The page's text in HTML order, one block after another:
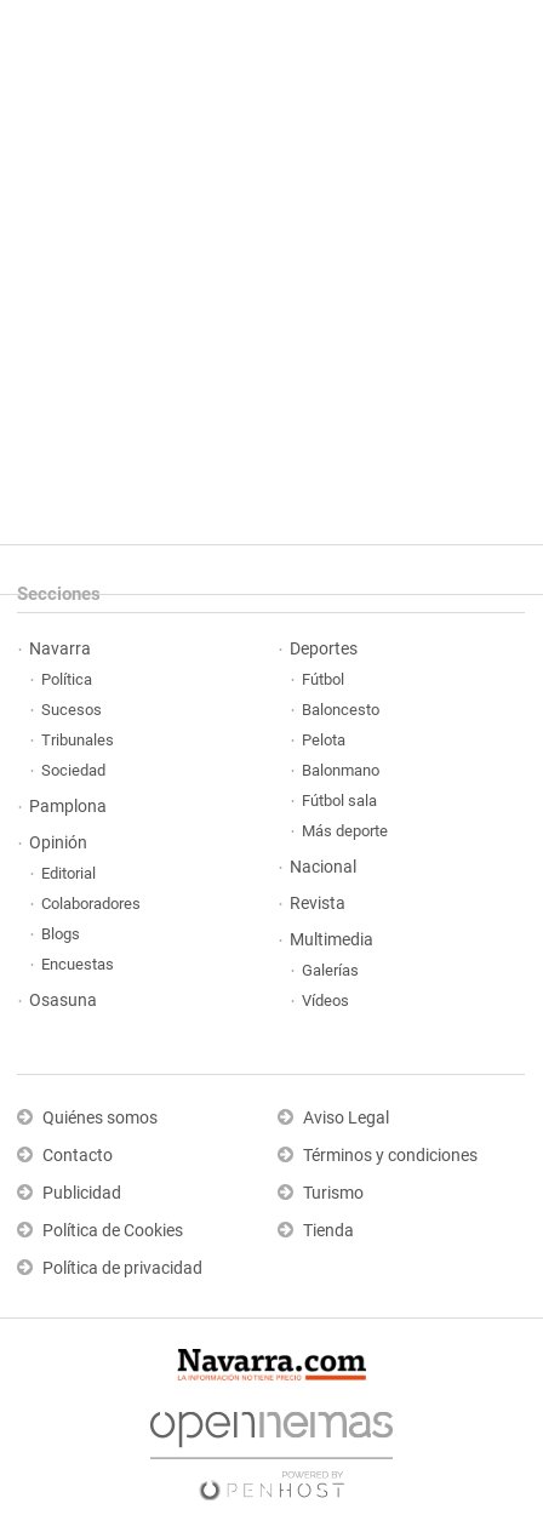
Secciones
Navarra
Política
Sucesos
Tribunales
Sociedad
Pamplona
Opinión
Editorial
Colaboradores
Blogs
Encuestas
Osasuna
Deportes
Fútbol
Baloncesto
Pelota
Balonmano
Fútbol sala
Más deporte
Nacional
Revista
Multimedia
Galerías
Vídeos
Quiénes somos
Contacto
Publicidad
Política de Cookies
Política de privacidad
Aviso Legal
Términos y condiciones
Turismo
Tienda